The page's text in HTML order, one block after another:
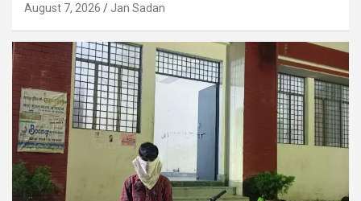
August 7, 2026 Jan Sadan